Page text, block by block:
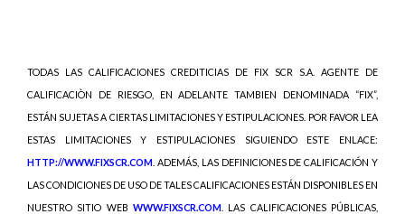
TODAS LAS CALIFICACIONES CREDITICIAS DE FIX SCR S.A. AGENTE DE
CALIFICACIÒN DE RIESGO, EN ADELANTE TAMBIEN DENOMINADA “FIX”,
ESTÁN SUJETAS A CIERTAS LIMITACIONES Y ESTIPULACIONES. POR FAVOR LEA
ESTAS LIMITACIONES Y ESTIPULACIONES SIGUIENDO ESTE ENLACE:
HTTP://WWW.FIXSCR.COM . ADEMÁS, LAS DEFINICIONES DE CALIFICACIÓN Y
LAS CONDICIONES DE USO DE TALES CALIFICACIONES ESTÁN DISPONIBLES EN
NUESTRO SITIO WEB WWW.FIXSCR.COM . LAS CALIFICACIONES PÚBLICAS,